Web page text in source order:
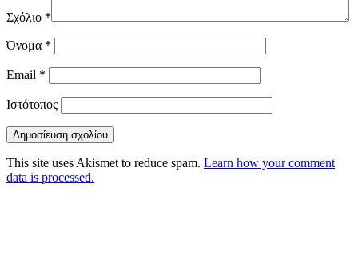
Σχόλιο *
Όνομα *
Email *
Ιστότοπος
This site uses Akismet to reduce spam. Learn how your comment
data is processed.